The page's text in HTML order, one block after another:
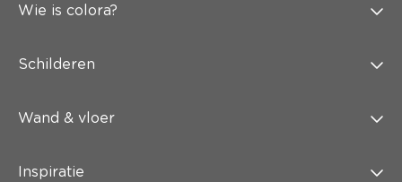
Wie is colora?
Schilderen
Wand & vloer
Inspiratie